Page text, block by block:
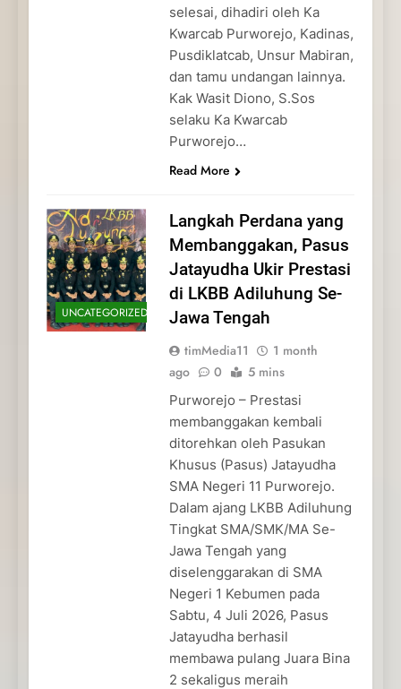
selesai, dihadiri oleh Ka
Kwarcab Purworejo, Kadinas,
Pusdiklatcab, Unsur Mabiran,
dan tamu undangan lainnya.
Kak Wasit Diono, S.Sos
selaku Ka Kwarcab
Purworejo…
Read More
UNCATEGORIZED
Langkah Perdana yang
Membanggakan, Pasus
Jatayudha Ukir Prestasi
di LKBB Adiluhung Se-
Jawa Tengah
timMedia11
1 month
ago
0 5 mins
Purworejo – Prestasi
membanggakan kembali
ditorehkan oleh Pasukan
Khusus (Pasus) Jatayudha
SMA Negeri 11 Purworejo.
Dalam ajang LKBB Adiluhung
Tingkat SMA/SMK/MA Se-
Jawa Tengah yang
diselenggarakan di SMA
Negeri 1 Kebumen pada
Sabtu, 4 Juli 2026, Pasus
Jatayudha berhasil
membawa pulang Juara Bina
2 sekaligus meraih